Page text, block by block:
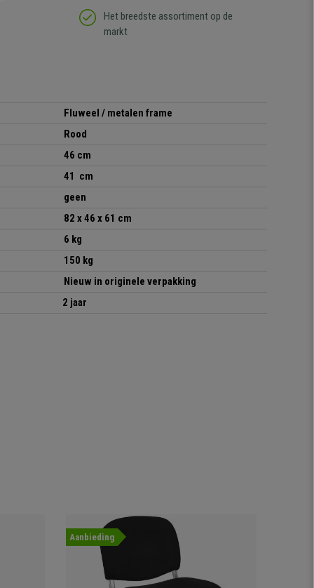
Het breedste assortiment op de
markt
Fluweel / metalen frame
Rood
46 cm
41 cm
geen
82 x 46 x 61 cm
6 kg
150 kg
Nieuw in originele verpakking
2 jaar
Aanbieding